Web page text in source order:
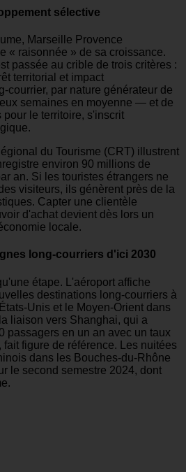
sélective
Marseille Provence
« raisonnée » de sa croissance.
passée au crible de trois critères :
territorial et impact
courrier, par nature générateur de
semaines en moyenne — et de
le territoire, s'inscrit
du Tourisme (CRT) illustrent
environ 90 millions de
an. Si les touristes étrangers ne
visiteurs, ils génèrent près de la
Capter une clientèle
d'achat devient dès lors un
locale.
long-courriers d'ici 2030
étape. L'aéroport affiche
destinations long-courriers à
Unis et le Moyen-Orient dans
liaison vers Shanghai, qui a
passagers en un an avec un taux
figure de référence. Les nuitées
dans les Bouches-du-Rhône
le second semestre 2024, dont